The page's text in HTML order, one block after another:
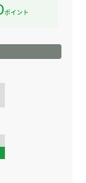
ポイント